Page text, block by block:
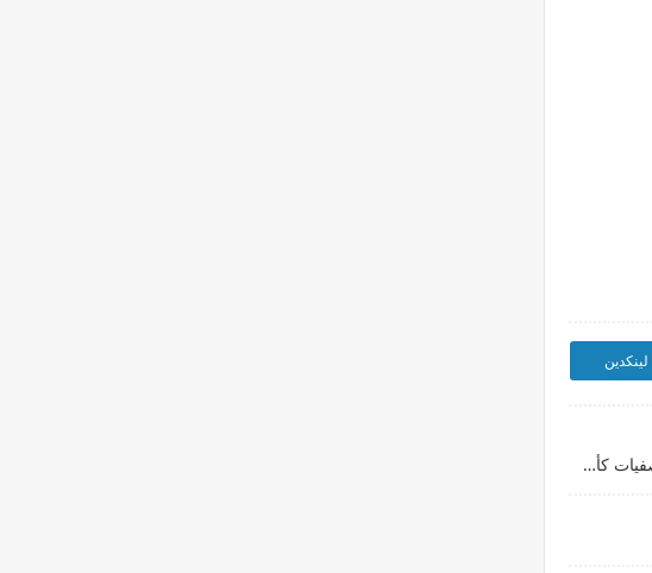
لينكدين
بث مباشر اليوم مشاهدة مباراة مصر وليبيا في تصفيات كأس العالم والقنوات الناقلة